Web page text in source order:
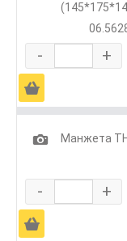
- +
Ä
1
Манжета
- +
Ä